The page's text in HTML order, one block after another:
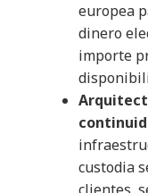
europea
dinero
importe
custodia